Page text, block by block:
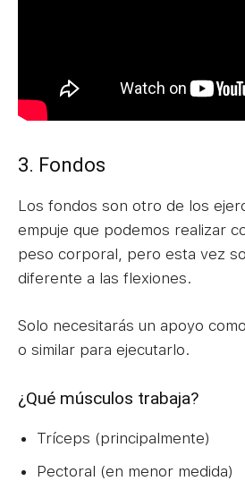
3. Fondos
Los fondos son otro de los
empuje que podemos realizar
peso corporal, pero esta vez
diferente a las flexiones.
Solo necesitarás un apoyo
o similar para ejecutarlo.
¿Qué músculos trabaja?
Tríceps (principalmente)
Pectoral (en menor medida)